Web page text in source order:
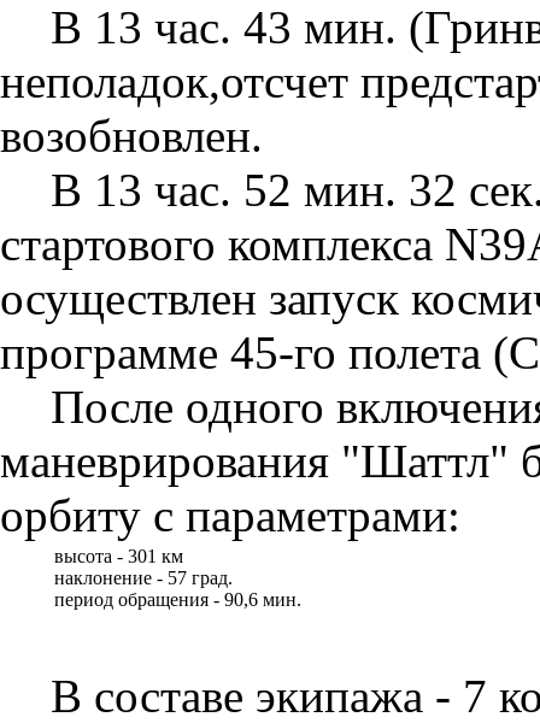
В 13 час. 43 мин.
неполадок,отсчет
возобновлен.
В 13 час. 52 мин. 32
стартового комплекса
осуществлен запуск
программе 45-го полета
После одного
маневрирования "Шаттл"
орбиту с параметрами:
высота - 301 км
наклонение - 57 град.
период обращения - 90,6 мин.
В составе экипажа - 7